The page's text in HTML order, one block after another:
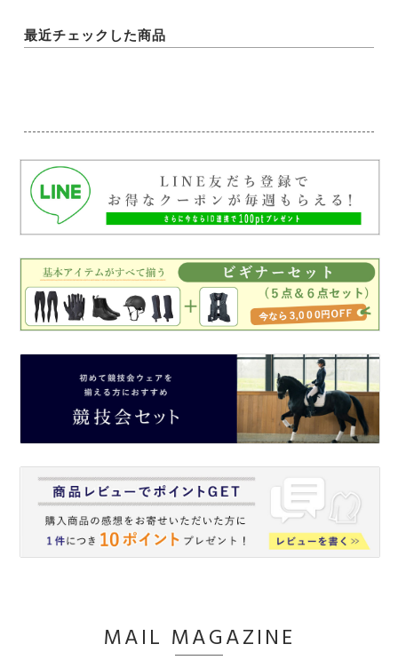
最近チェックした商品
MAIL MAGAZINE